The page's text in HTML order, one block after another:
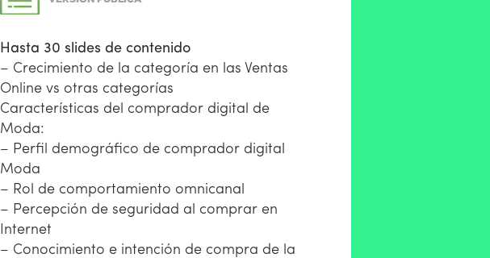
Hasta 30 slides de contenido
– Crecimiento de la categoría en las Ventas
Online vs otras categorías
Características del comprador digital de
Moda:
– Perfil demográfico de comprador digital
Moda
– Rol de comportamiento omnicanal
– Percepción de seguridad al comprar en
Internet
– Conocimiento e intención de compra de la